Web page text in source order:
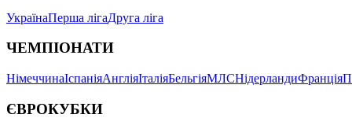
УкраїнаПерша лігаДруга ліга
ЧЕМПІОНАТИ
НімеччинаІспаніяАнгліяІталіяБельгіяМЛСНідерландиФранція
ЄВРОКУБКИ